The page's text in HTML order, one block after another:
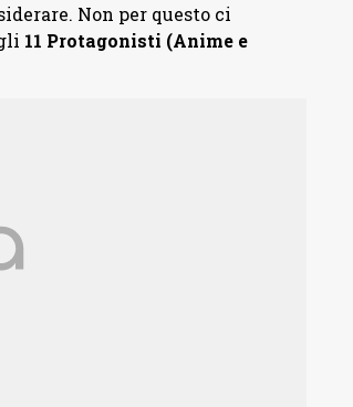
Non per questo ci
11 Protagonisti (Anime e